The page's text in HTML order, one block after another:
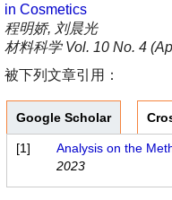
in Cosmetics
程明娇, 刘晨光
材料科学 Vol. 10 No. 4
被下列文章引用：
Google Scholar
[1]
Analysis on the
2023